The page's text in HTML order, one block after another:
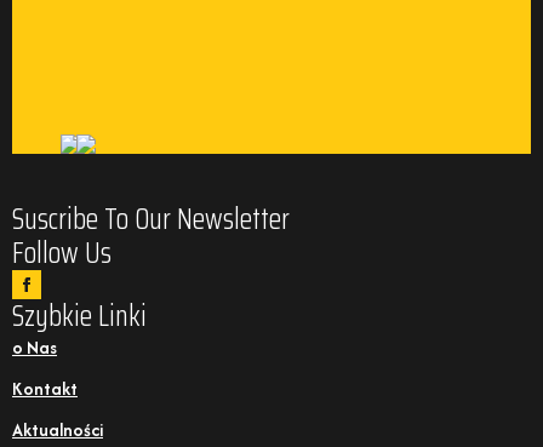
Suscribe To Our Newsletter
Follow Us
Szybkie Linki
o Nas
Kontakt
Aktualności